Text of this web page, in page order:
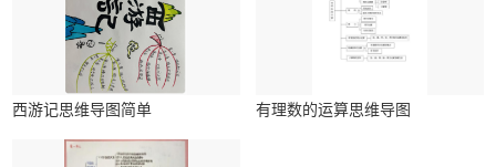
西游记思维导图简单 有理数的运算思维导图